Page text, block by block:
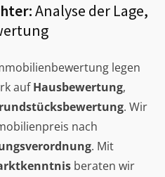
Analyse der Lage,
legen
aufHausbewertung,
. Wir
nach
. Mit
beraten wir